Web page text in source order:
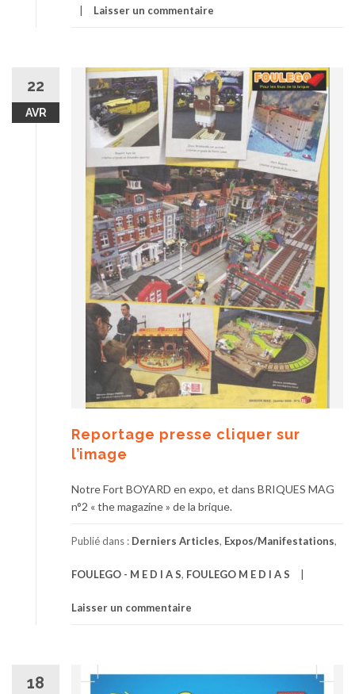
Laisser un commentaire
22
AVR
Reportage presse cliquer sur
l’image
Notre Fort BOYARD en expo, et dans BRIQUES MAG
n°2 « the magazine » de la brique.
Publié dans : Derniers Articles, Expos/Manifestations,
FOULEGO - M E D I A S, FOULEGO M E D I A S
Laisser un commentaire
18